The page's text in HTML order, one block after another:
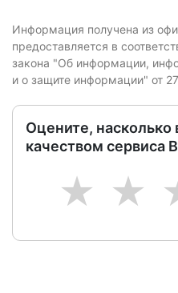
Информация получена из
предоставляется в
закона "Об информации,
и о защите информации" от
Оцените,
качеством сервиса
2
1